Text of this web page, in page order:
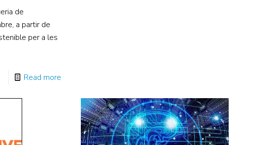
de
a partir de
per a les
Read more